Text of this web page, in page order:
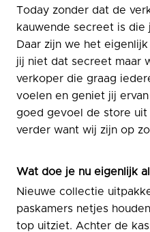
Today zonder dat de
kauwende secreet is die
Daar zijn we het
jij niet dat secreet maar
verkoper die graag
voelen en geniet jij
goed gevoel de store uit
verder want wij zijn op
Wat doe je nu eigenlijk
Nieuwe collectie
paskamers netjes
top uitziet. Achter de